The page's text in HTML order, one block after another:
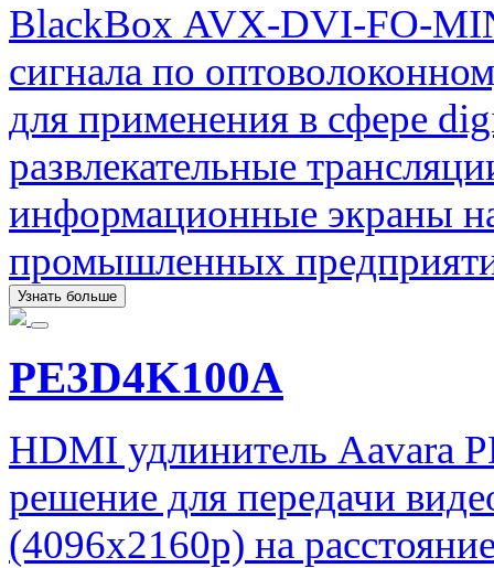
BlackBox AVX-DVI-FO-
сигнала по
для применения в сфере
развлекательные
информационные экраны
промышленных
Узнать больше
PE3D4K100A
HDMI удлинитель Aavara
решение для передачи
(4096x2160p) на